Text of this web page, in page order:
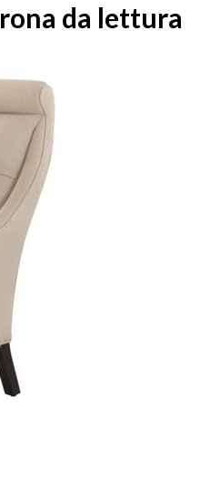
da lettura